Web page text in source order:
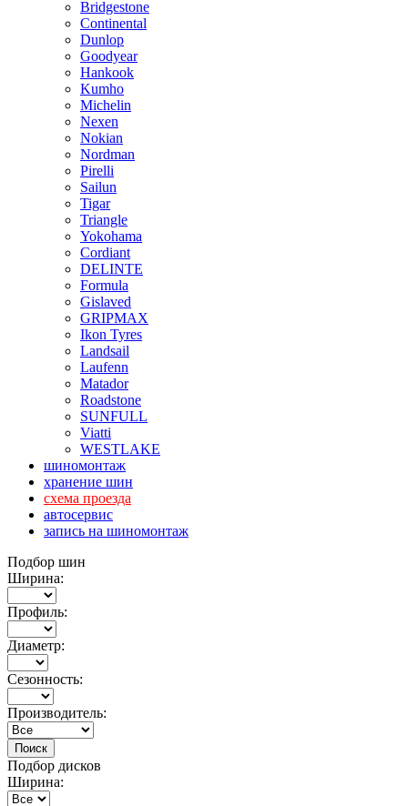
Bridgestone
Continental
Dunlop
Goodyear
Hankook
Kumho
Michelin
Nexen
Nokian
Nordman
Pirelli
Sailun
Tigar
Triangle
Yokohama
Cordiant
DELINTE
Formula
Gislaved
GRIPMAX
Ikon Tyres
Landsail
Laufenn
Matador
Roadstone
SUNFULL
Viatti
WESTLAKE
шиномонтаж
хранение шин
схема проезда
автосервис
запись на шиномонтаж
Подбор шин
Ширина:
Профиль:
Диаметр:
Сезонность:
Производитель:
Подбор дисков
Ширина: